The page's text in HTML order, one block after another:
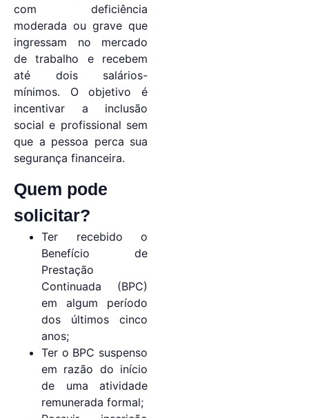
com deficiência
moderada ou grave que
ingressam no mercado
de trabalho e recebem
até dois salários-
mínimos. O objetivo é
incentivar a inclusão
social e profissional sem
que a pessoa perca sua
segurança financeira.
Quem pode
solicitar?
Ter recebido o
Benefício de
Prestação
Continuada (BPC)
em algum período
dos últimos cinco
anos;
Ter o BPC suspenso
em razão do início
de uma atividade
remunerada formal;